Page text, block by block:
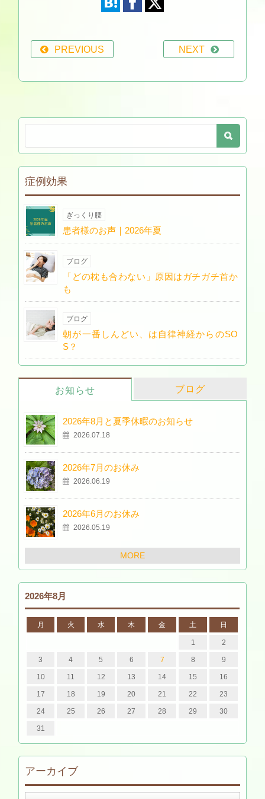
PREVIOUS NEXT
症例効果
ぎっくり腰
患者様のお声｜2026年夏
ブログ
「どの枕も合わない」原因はガチガチ首か
も
ブログ
朝が一番しんどい、は自律神経からのSO
S？
お知らせ ブログ
2026年8月と夏季休暇のお知らせ
2026.07.18
2026年7月のお休み
2026.06.19
2026年6月のお休み
2026.05.19
MORE
2026年8月
月 火 水 木 金 土 日
1 2
3 4 5 6 7 8 9
10 11 12 13 14 15 16
17 18 19 20 21 22 23
24 25 26 27 28 29 30
31
アーカイブ